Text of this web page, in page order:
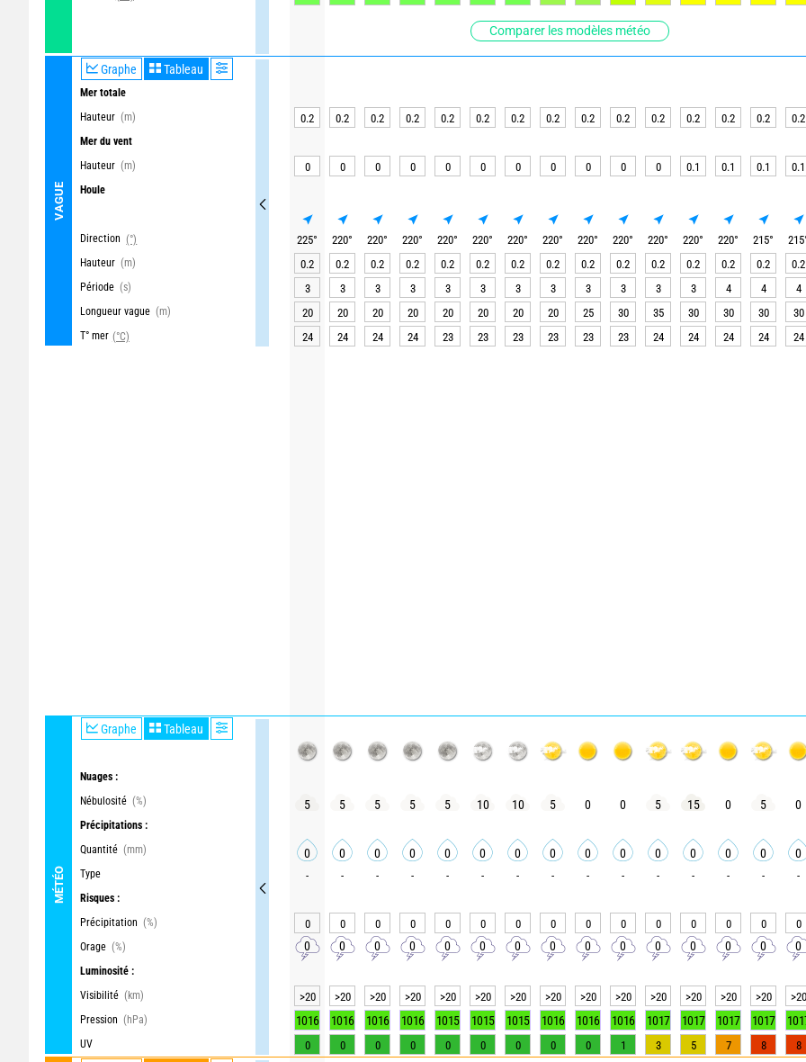
Comparer les modèles météo
VAGUE
Graphe Tableau
Mer totale
Hauteur (m)
Mer du vent
Hauteur (m)
Houle
Direction (°)
Hauteur (m)
Période (s)
Longueur vague (m)
T° mer (°C)
MÉTÉO
Graphe Tableau
Nuages :
Nébulosité (%)
Précipitations :
Quantité (mm)
Type
Risques :
Précipitation (%)
Orage (%)
Luminosité :
Visibilité (km)
Pression (hPa)
UV
0.2 0.2 0.2 0.2 0.2 0.2 0.2 0.2 0.2 0.2 0.2 0.2 0.2 0.2 0.2
0 0 0 0 0 0 0 0 0 0 0 0.1 0.1 0.1 0.1
225° 220° 220° 220° 220° 220° 220° 220° 220° 220° 220° 220° 220° 215° 215
0.2
0.2 0.2 0.2 0.2 0.2 0.2 0.2 0.2 0.2 0.2 0.2 0.2 0.2 0.2
3
3 3 3 3 3 3 3 3 3 3 3 4 4 4
20
20 20 20 20 20 20 20 25 30 35 30 30 30 30
24
24 24 24 23 23 23 23 23 23 24 24 24 24 24
5 5 5 5 5 10 10 5 0 0 5 15 0 5 0
0 0 0 0 0 0 0 0 0 0 0 0 0 0 0
- - - - - - - - - - - - - - -
0 0 0 0 0 0 0 0 0 0 0 0 0 0 0
0 0 0 0 0 0 0 0 0 0 0 0 0 0 0
>20 >20 >20 >20 >20 >20 >20 >20 >20 >20 >20 >20 >20 >20 >20
1016 1016 1016 1016 1015 1015 1015 1016 1016 1016 1017 1017 1017 1017
0 0 0 0 0 0 0 0 0 1 3 5 7 8 8